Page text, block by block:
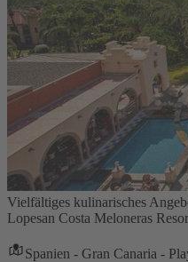
Vielfältiges kulinarisches
Lopesan Costa Meloneras
Spanien - Gran Canaria -